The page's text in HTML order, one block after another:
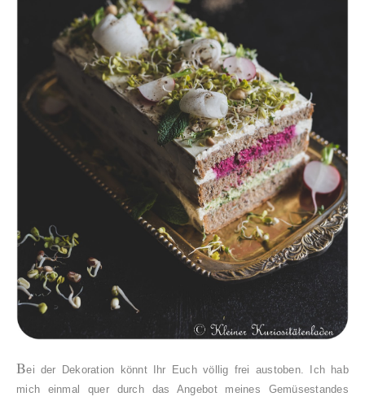
Bei der Dekoration könnt Ihr Euch völlig frei austoben. Ich hab
mich einmal quer durch das Angebot meines Gemüsestandes